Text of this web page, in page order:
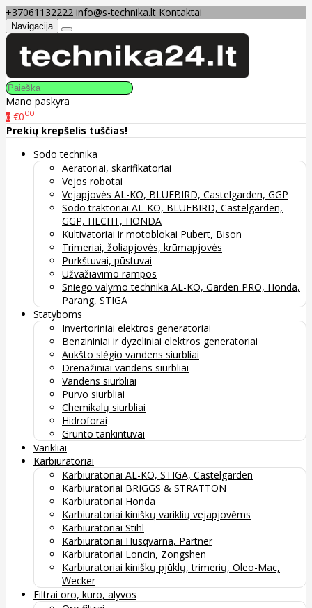
+37061132222 info@s-technika.lt Kontaktai
Navigacija
Mano paskyra
0 €000
Prekių krepšelis tuščias!
Sodo technika
Aeratoriai, skarifikatoriai
Vejos robotai
Vejapjovės AL-KO, BLUEBIRD, Castelgarden, GGP
Sodo traktoriai AL-KO, BLUEBIRD, Castelgarden,
GGP, HECHT, HONDA
Kultivatoriai ir motoblokai Pubert, Bison
Trimeriai, žoliapjovės, krūmapjovės
Purkštuvai, pūstuvai
Užvažiavimo rampos
Sniego valymo technika AL-KO, Garden PRO, Honda,
Parang, STIGA
Statyboms
Invertoriniai elektros generatoriai
Benzininiai ir dyzeliniai elektros generatoriai
Aukšto slėgio vandens siurbliai
Drenažiniai vandens siurbliai
Vandens siurbliai
Purvo siurbliai
Chemikalų siurbliai
Hidroforai
Grunto tankintuvai
Varikliai
Karbiuratoriai
Karbiuratoriai AL-KO, STIGA, Castelgarden
Karbiuratoriai BRIGGS & STRATTON
Karbiuratoriai Honda
Karbiuratoriai kiniškų variklių vejapjovėms
Karbiuratoriai Stihl
Karbiuratoriai Husqvarna, Partner
Karbiuratoriai Loncin, Zongshen
Karbiuratoriai kiniškų pjūklų, trimerių, Oleo-Mac,
Wecker
Filtrai oro, kuro, alyvos